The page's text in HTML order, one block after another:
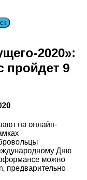
2020»:
пройдет 9
на онлайн-
Дню
можно
предварительно